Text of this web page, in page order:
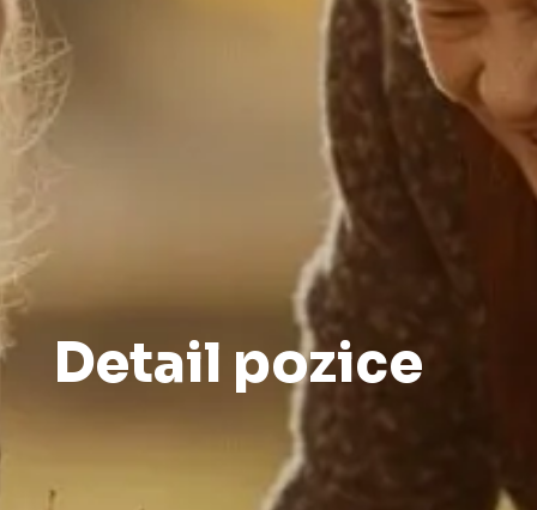
Detail pozice